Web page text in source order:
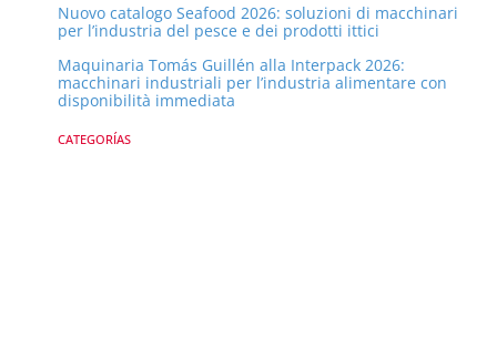
Nuovo catalogo Seafood 2026: soluzioni di macchinari
per l’industria del pesce e dei prodotti ittici
Maquinaria Tomás Guillén alla Interpack 2026:
macchinari industriali per l’industria alimentare con
disponibilità immediata
CATEGORÍAS